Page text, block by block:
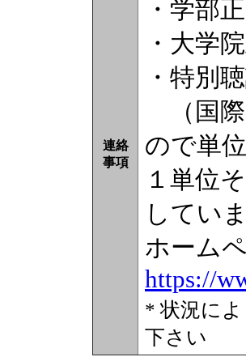
連絡
事項
・学部
・大学
・特別
（国際
ので単
１単位
してい
ホーム
https://
* 状況に
下さい